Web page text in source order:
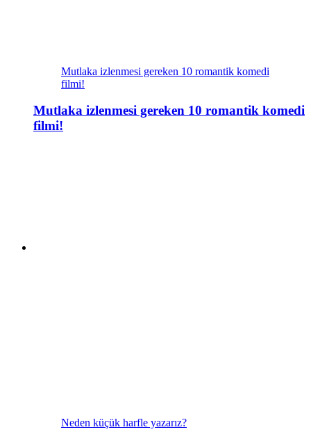
Mutlaka izlenmesi gereken 10 romantik komedi
filmi!
Mutlaka izlenmesi gereken 10 romantik komedi
filmi!
Neden küçük harfle yazarız?